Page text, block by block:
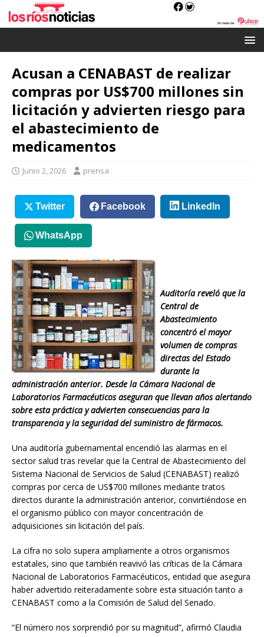
Acusan a CENABAST de realizar
compras por US$700 millones sin
licitación y advierten riesgo para
el abastecimiento de
medicamentos
Junio 2, 2026 prensa
Twitter Facebook LinkedIn
WhatsApp
Auditoría reveló que la
Central de
Abastecimiento
concentró el mayor
volumen de compras
directas del Estado
durante la
administración anterior. Desde la Cámara Nacional de
Laboratorios Farmacéuticos aseguran que llevan años alertando
sobre esta práctica y advierten consecuencias para la
transparencia y la seguridad del suministro de fármacos.
Una auditoría gubernamental encendió las alarmas en el
sector salud tras revelar que la Central de Abastecimiento del
Sistema Nacional de Servicios de Salud (CENABAST) realizó
compras por cerca de US$700 millones mediante tratos
directos durante la administración anterior, convirtiéndose en
el organismo público con mayor concentración de
adquisiciones sin licitación del país.
La cifra no solo supera ampliamente a otros organismos
estatales, sino que también reavivó las críticas de la Cámara
Nacional de Laboratorios Farmacéuticos, entidad que asegura
haber advertido reiteradamente sobre esta situación tanto a
CENABAST como a la Comisión de Salud del Senado.
“El número nos sorprendió por su magnitud”, afirmó Claudia